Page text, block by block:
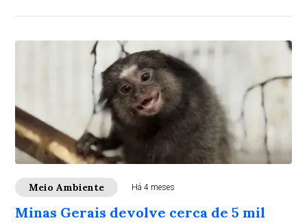
Meio Ambiente Há 4 meses
Minas Gerais devolve cerca de 5 mil